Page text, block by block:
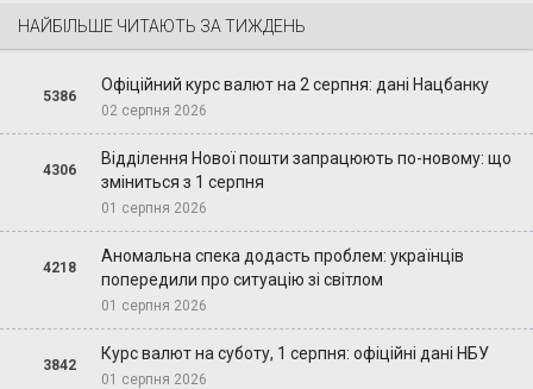
НАЙБІЛЬШЕ ЧИТАЮТЬ ЗА ТИЖДЕНЬ
5386
Офіційний курс валют на 2 серпня: дані Нацбанку
02 серпня 2026
4306
Відділення Нової пошти запрацюють по-новому: що
зміниться з 1 серпня
01 серпня 2026
4218
Аномальна спека додасть проблем: українців
попередили про ситуацію зі світлом
01 серпня 2026
3842
Курс валют на суботу, 1 серпня: офіційні дані НБУ
01 серпня 2026